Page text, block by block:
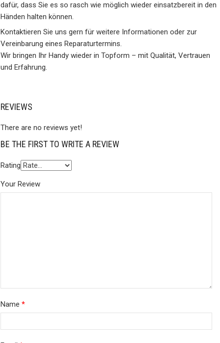
dafür, dass Sie es so rasch wie möglich wieder einsatzbereit in den
Händen halten können.
Kontaktieren Sie uns gern für weitere Informationen oder zur
Vereinbarung eines Reparaturtermins.
Wir bringen Ihr Handy wieder in Topform – mit Qualität, Vertrauen
und Erfahrung.
REVIEWS
There are no reviews yet!
BE THE FIRST TO WRITE A REVIEW
Rating
Your Review
Name *